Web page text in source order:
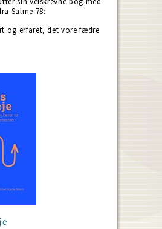
Salme 78:
og erfaret, det vore fædre